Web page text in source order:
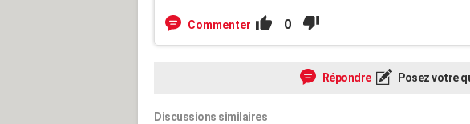
Commenter 0
Répondre Posez votre
Discussions similaires